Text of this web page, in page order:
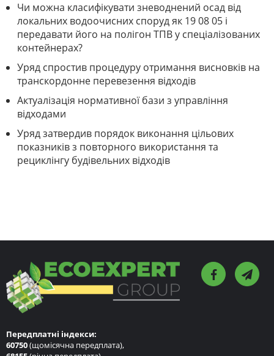
Чи можна класифікувати зневоднений осад від
локальних водоочисних споруд як 19 08 05 і
передавати його на полігон ТПВ у спеціалізованих
контейнерах?
Уряд спростив процедуру отримання висновків на
транскордонне перевезення відходів
Актуалізація нормативної бази з управління
відходами
Уряд затвердив порядок виконання цільових
показників з повторного використання та
рециклінгу будівельних відходів
Передплатні індекси:
60750(щомісячна передплата),